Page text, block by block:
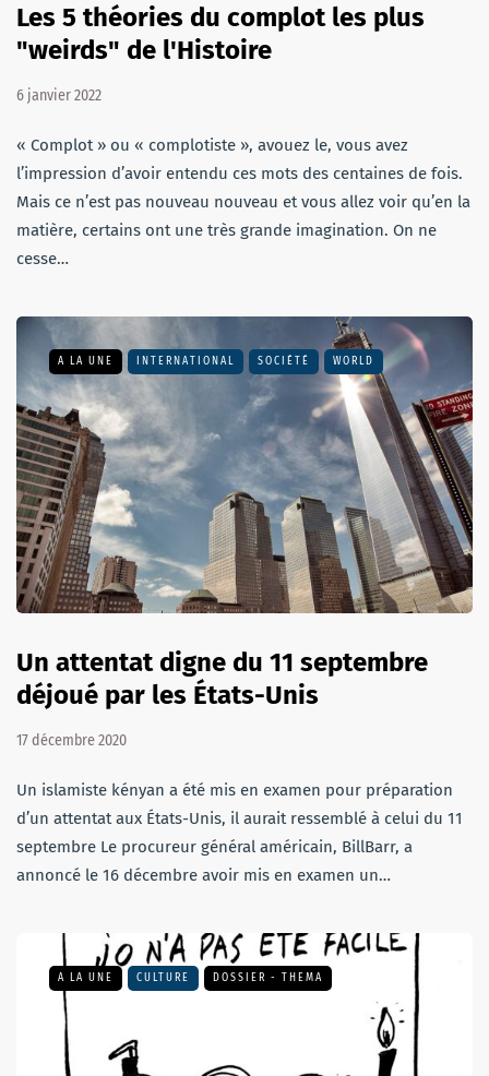
Les 5 théories du complot les plus
"weirds" de l'Histoire
6 janvier 2022
« Complot » ou « complotiste », avouez le, vous avez
l’impression d’avoir entendu ces mots des centaines de fois.
Mais ce n’est pas nouveau nouveau et vous allez voir qu’en la
matière, certains ont une très grande imagination. On ne
cesse…
A LA UNE INTERNATIONAL SOCIÉTÉ WORLD
Un attentat digne du 11 septembre
déjoué par les États-Unis
17 décembre 2020
Un islamiste kényan a été mis en examen pour préparation
d’un attentat aux États-Unis, il aurait ressemblé à celui du 11
septembre Le procureur général américain, BillBarr, a
annoncé le 16 décembre avoir mis en examen un…
A LA UNE CULTURE DOSSIER - THEMA